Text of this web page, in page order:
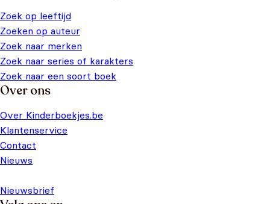
Zoek op leeftijd
Zoeken op auteur
Zoek naar merken
Zoek naar series of karakters
Zoek naar een soort boek
Over ons
Over Kinderboekjes.be
Klantenservice
Contact
Nieuws
Nieuwsbrief